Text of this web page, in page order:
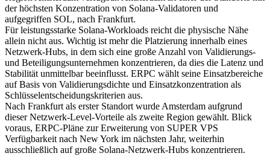
der höchsten Konzentration von Solana-Validatoren und
aufgegriffen SOL, nach Frankfurt.
Für leistungsstarke Solana-Workloads reicht die physische Nähe
allein nicht aus. Wichtig ist mehr die Platzierung innerhalb eines
Netzwerk-Hubs, in dem sich eine große Anzahl von Validierungs-
und Beteiligungsunternehmen konzentrieren, da dies die Latenz und
Stabilität unmittelbar beeinflusst. ERPC wählt seine Einsatzbereiche
auf Basis von Validierungsdichte und Einsatzkonzentration als
Schlüsselentscheidungskriterien aus.
Nach Frankfurt als erster Standort wurde Amsterdam aufgrund
dieser Netzwerk-Level-Vorteile als zweite Region gewählt. Blick
voraus, ERPC-Pläne zur Erweiterung von SUPER VPS
Verfügbarkeit nach New York im nächsten Jahr, weiterhin
ausschließlich auf große Solana-Netzwerk-Hubs konzentrieren.